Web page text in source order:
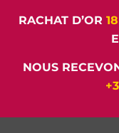
RACHAT D’OR
NOUS